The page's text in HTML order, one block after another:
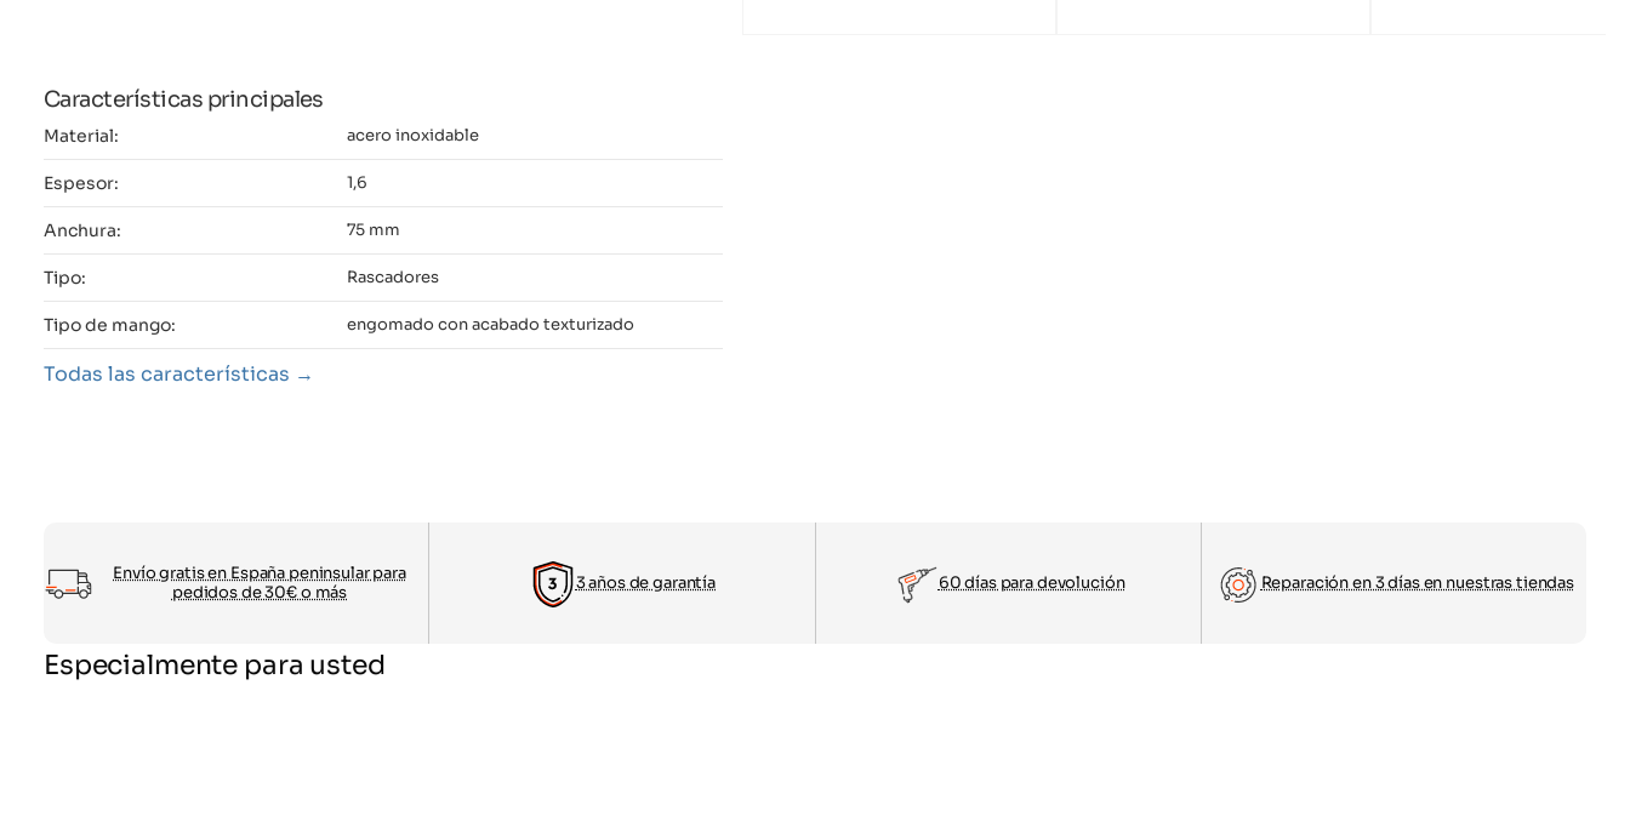
Características principales
Material: acero inoxidable
Espesor: 1,6
Anchura: 75 mm
Tipo: Rascadores
Tipo de mango: engomado con acabado texturizado
Todas las características
Envío gratis en España peninsular para
pedidos de 30€ o más
3 años de garantía 60 días para devolución Reparación en 3 días en nuestras tiendas
Especialmente para usted